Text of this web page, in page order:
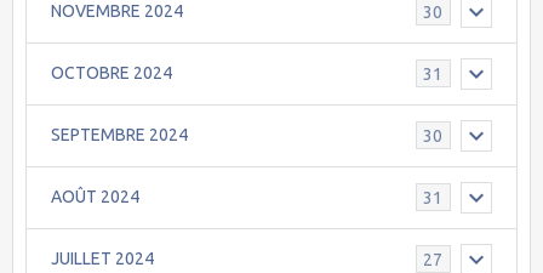
NOVEMBRE 2024 30
OCTOBRE 2024 31
SEPTEMBRE 2024 30
AOÛT 2024 31
JUILLET 2024 27